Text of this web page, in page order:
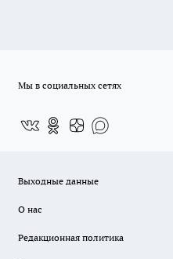
Мы в социальных сетях
Выходные данные
О нас
Редакционная политика